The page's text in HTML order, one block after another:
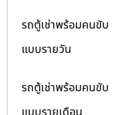
รถตู้เช่าพร้อมคนขับ
แบบรายวัน
รถตู้เช่าพร้อมคนขับ